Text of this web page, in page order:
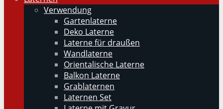
Verwendung
Gartenlaterne
Deko Laterne
Laterne für draußen
Wandlaterne
Orientalische Laterne
Balkon Laterne
Grablaternen
Laternen Set